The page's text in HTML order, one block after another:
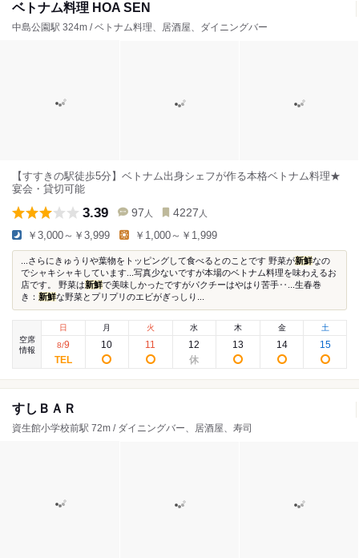
ベトナム料理 HOA SEN
中島公園駅 324m / ベトナム料理、居酒屋、ダイニングバー
【すすきの駅徒歩5分】ベトナム出身シェフが作る本格ベトナム料理★
宴会・貸切可能
3.39 97 人 4227 人
￥3,000～￥3,999 ￥1,000～￥1,999
...さらにきゅうりや葉物をトッピングして食べるとのことです 野菜が新鮮なの
でシャキシャキしています...写真少ないですが本場のベトナム料理を味わえるお
店です。 野菜は新鮮で美味しかったですがパクチーはやはり苦手‥...生春巻
き： 新鮮な野菜とプリプリのエビがぎっしり...
空席
情報
日
8/9
月
10
火
11
水
12
木
13
金
14
土
15
すしＢＡＲ
資生館小学校前駅 72m / ダイニングバー、居酒屋、寿司